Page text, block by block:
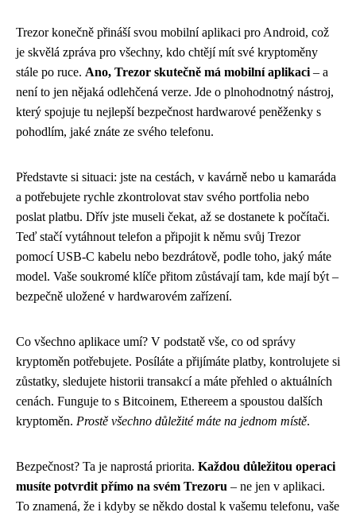
Trezor konečně přináší svou mobilní aplikaci pro Android, což
je skvělá zpráva pro všechny, kdo chtějí mít své kryptoměny
stále po ruce. Ano, Trezor skutečně má mobilní aplikaci – a
není to jen nějaká odlehčená verze. Jde o plnohodnotný nástroj,
který spojuje tu nejlepší bezpečnost hardwarové peněženky s
pohodlím, jaké znáte ze svého telefonu.
Představte si situaci: jste na cestách, v kavárně nebo u kamaráda
a potřebujete rychle zkontrolovat stav svého portfolia nebo
poslat platbu. Dřív jste museli čekat, až se dostanete k počítači.
Teď stačí vytáhnout telefon a připojit k němu svůj Trezor
pomocí USB-C kabelu nebo bezdrátově, podle toho, jaký máte
model. Vaše soukromé klíče přitom zůstávají tam, kde mají být –
bezpečně uložené v hardwarovém zařízení.
Co všechno aplikace umí? V podstatě vše, co od správy
kryptoměn potřebujete. Posíláte a přijímáte platby, kontrolujete si
zůstatky, sledujete historii transakcí a máte přehled o aktuálních
cenách. Funguje to s Bitcoinem, Ethereem a spoustou dalších
kryptoměn. Prostě všechno důležité máte na jednom místě.
Bezpečnost? Ta je naprostá priorita. Každou důležitou operaci
musíte potvrdit přímo na svém Trezoru – ne jen v aplikaci.
To znamená, že i kdyby se někdo dostal k vašemu telefonu, vaše